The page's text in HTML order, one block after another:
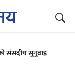
संसदीय सुनुवाइ